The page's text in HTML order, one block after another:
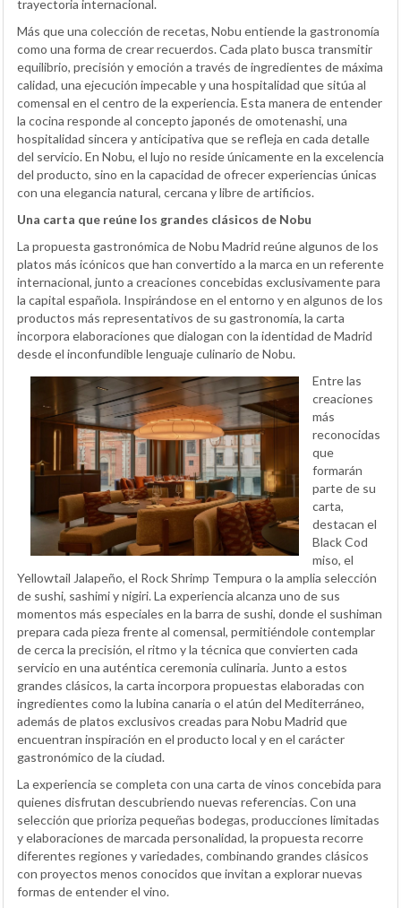
trayectoria internacional.
Más que una colección de recetas, Nobu entiende la gastronomía
como una forma de crear recuerdos. Cada plato busca transmitir
equilibrio, precisión y emoción a través de ingredientes de máxima
calidad, una ejecución impecable y una hospitalidad que sitúa al
comensal en el centro de la experiencia. Esta manera de entender
la cocina responde al concepto japonés de omotenashi, una
hospitalidad sincera y anticipativa que se refleja en cada detalle
del servicio. En Nobu, el lujo no reside únicamente en la excelencia
del producto, sino en la capacidad de ofrecer experiencias únicas
con una elegancia natural, cercana y libre de artificios.
Una carta que reúne los grandes clásicos de Nobu
La propuesta gastronómica de Nobu Madrid reúne algunos de los
platos más icónicos que han convertido a la marca en un referente
internacional, junto a creaciones concebidas exclusivamente para
la capital española. Inspirándose en el entorno y en algunos de los
productos más representativos de su gastronomía, la carta
incorpora elaboraciones que dialogan con la identidad de Madrid
desde el inconfundible lenguaje culinario de Nobu.
Entre las
creaciones
más
reconocidas
que
formarán
parte de su
carta,
destacan el
Black Cod
miso, el
Yellowtail Jalapeño, el Rock Shrimp Tempura o la amplia selección
de sushi, sashimi y nigiri. La experiencia alcanza uno de sus
momentos más especiales en la barra de sushi, donde el sushiman
prepara cada pieza frente al comensal, permitiéndole contemplar
de cerca la precisión, el ritmo y la técnica que convierten cada
servicio en una auténtica ceremonia culinaria. Junto a estos
grandes clásicos, la carta incorpora propuestas elaboradas con
ingredientes como la lubina canaria o el atún del Mediterráneo,
además de platos exclusivos creadas para Nobu Madrid que
encuentran inspiración en el producto local y en el carácter
gastronómico de la ciudad.
La experiencia se completa con una carta de vinos concebida para
quienes disfrutan descubriendo nuevas referencias. Con una
selección que prioriza pequeñas bodegas, producciones limitadas
y elaboraciones de marcada personalidad, la propuesta recorre
diferentes regiones y variedades, combinando grandes clásicos
con proyectos menos conocidos que invitan a explorar nuevas
formas de entender el vino.